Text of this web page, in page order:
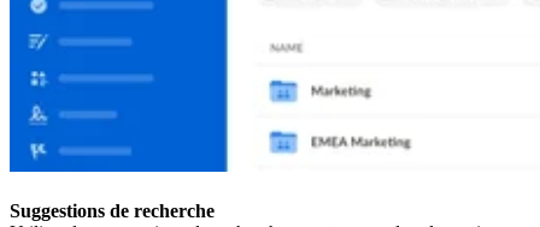
Suggestions de recherche